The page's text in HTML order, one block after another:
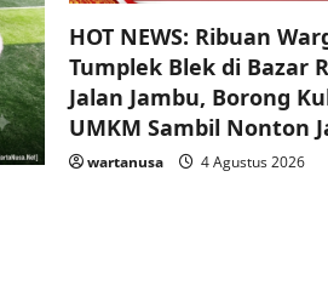
HOT NEWS: Ribuan
Tumplek Blek di Bazar
Jalan Jambu, Borong
UMKM Sambil Nonton
wartanusa 4 Agustus 2026